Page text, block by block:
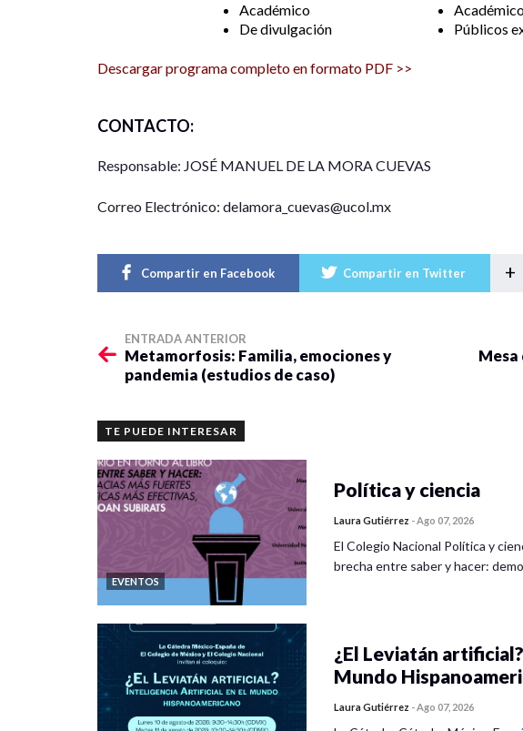
Académico
De divulgación
Públicos
Descargar programa completo en formato PDF >>
CONTACTO:
Responsable: JOSÉ MANUEL DE LA MORA CUEVAS
Correo Electrónico: delamora_cuevas@ucol.mx
Compartir en Facebook Compartir en Twitter +
ENTRADA ANTERIOR
Metamorfosis: Familia, emociones y
pandemia (estudios de caso)
Mesa
TE PUEDE INTERESAR
EVENTOS
Política y ciencia
Laura Gutiérrez -Ago 07, 2026
El Colegio Nacional Política y
brecha entre saber y hacer:
¿El Leviatán
Mundo
Laura Gutiérrez -Ago 07, 2026